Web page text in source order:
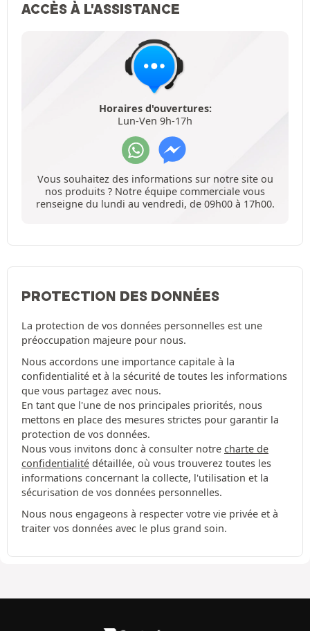
ACCÈS À L'ASSISTANCE
Horaires d'ouvertures:
Lun-Ven 9h-17h
Vous souhaitez des informations sur notre site ou
nos produits ? Notre équipe commerciale vous
renseigne du lundi au vendredi, de 09h00 à 17h00.
PROTECTION DES DONNÉES
La protection de vos données personnelles est une
préoccupation majeure pour nous.
Nous accordons une importance capitale à la
confidentialité et à la sécurité de toutes les informations
que vous partagez avec nous.
En tant que l'une de nos principales priorités, nous
mettons en place des mesures strictes pour garantir la
protection de vos données.
Nous vous invitons donc à consulter notre charte de
confidentialité détaillée, où vous trouverez toutes les
informations concernant la collecte, l'utilisation et la
sécurisation de vos données personnelles.
Nous nous engageons à respecter votre vie privée et à
traiter vos données avec le plus grand soin.